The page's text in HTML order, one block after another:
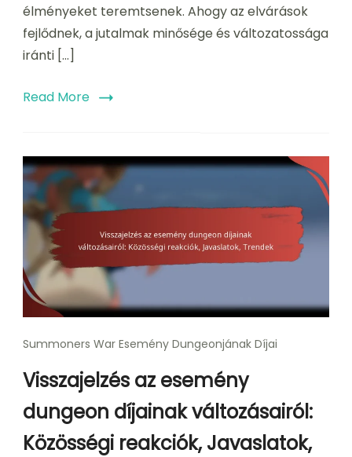
élményeket teremtsenek. Ahogy az elvárások
fejlődnek, a jutalmak minősége és változatossága
iránti […]
Read More
Summoners War Esemény Dungeonjának Díjai
Visszajelzés az esemény
dungeon díjainak változásairól:
Közösségi reakciók, Javaslatok,